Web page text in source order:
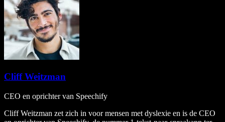
Cliff Weitzman
CEO en oprichter van Speechify
Cliff Weitzman zet zich in voor mensen met dyslexie en is de CEO